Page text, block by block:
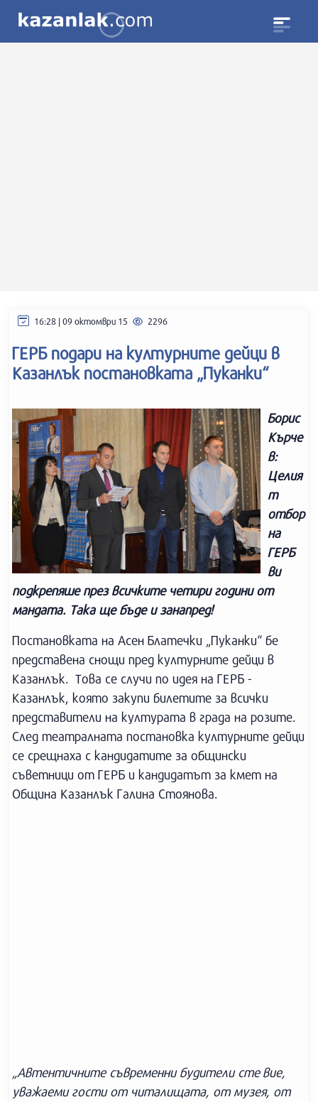
16:28 | 09 октомври 15 2296
ГЕРБ подари на културните дейци в
Казанлък постановката „Пуканки“
Борис
Кърче
в:
Целия
т
отбор
на
ГЕРБ
ви
подкрепяше през всичките четири години от
мандата. Така ще бъде и занапред!
Постановката на Асен Блатечки „Пуканки“ бе
представена снощи пред културните дейци в
Казанлък. Това се случи по идея на ГЕРБ -
Казанлък, която закупи билетите за всички
представители на културата в града на розите.
След театралната постановка културните дейци
се срещнаха с кандидатите за общински
съветници от ГЕРБ и кандидатът за кмет на
Община Казанлък Галина Стоянова.
„Автентичните съвременни будители стевие,
уважаеми гости от читалищата, от музея, от